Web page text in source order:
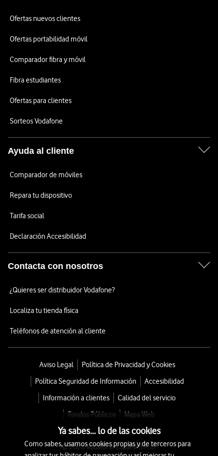
Ofertas nuevos clientes
Ofertas portabilidad móvil
Comparador fibra y móvil
Fibra estudiantes
Ofertas para clientes
Sorteos Vodafone
Ayuda al cliente
Comparador de móviles
Repara tu dispositivo
Tarifa social
Declaración Accesibilidad
Contacta con nosotros
¿Quieres ser distribuidor Vodafone?
Localiza tu tienda física
Teléfonos de atención al cliente
Aviso Legal
Política de Privacidad y Cookies
Política Seguridad de Información
Accesibilidad
Información a clientes
Calidad del servicio
Fondos Públicos
Mapa Web
© 2026 Vodafone España S.A.U.
Ya sabes... lo de las cookies
Como sabes, usamos cookies propias y de terceros para